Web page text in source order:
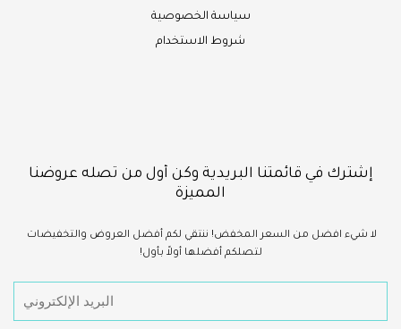
سياسة الخصوصية
شروط الاستخدام
إشترك في قائمتنا البريدية وكن أول من تصله عروضنا
المميزة
لا شيء افضل من السعر المخفض! ننتقي لكم أفضل العروض والتخفيضات
لتصلكم أفضلها أولاً بأول!